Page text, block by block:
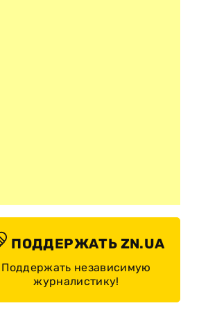
ПОДДЕРЖАТЬ ZN.UA
Поддержать независимую
журналистику!